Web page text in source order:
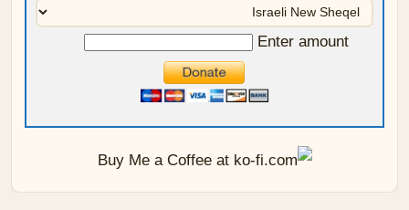
Enter amount